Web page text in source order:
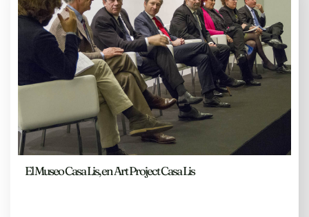
El Museo Casa Lis, en Art Project Casa Lis